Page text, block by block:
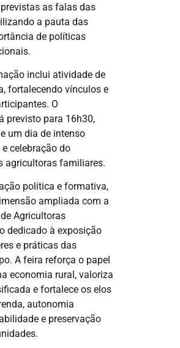
as falas das
a pauta das
de políticas
inclui atividade de
fortalecendo vínculos e
O
previsto para 16h30,
um dia de intenso
celebração do
agricultoras familiares.
política e formativa,
ampliada com a
Agricultoras
dedicado à exposição
e práticas das
A feira reforça o papel
economia rural, valoriza
e fortalece os elos
autonomia
e preservação